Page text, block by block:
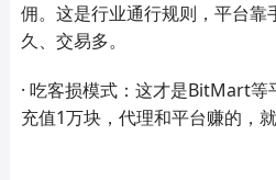
佣。这是行业通行规则，平台靠
久、交易多。
· 吃客损模式：这才是BitMart
充值1万块，代理和平台赚的，